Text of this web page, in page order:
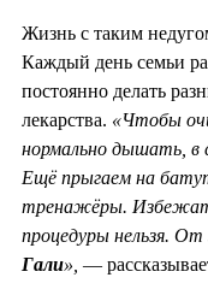
Жизнь с таким
Каждый день семьи
постоянно делать
лекарства. «Чтобы
нормально дышать, в
Ещё прыгаем на
тренажёры.
процедуры нельзя.
Гали», —